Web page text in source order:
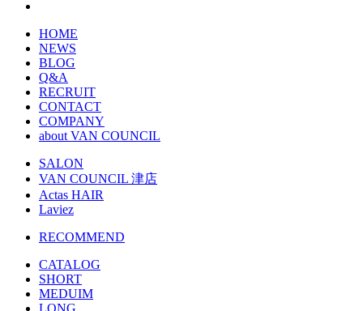
HOME
NEWS
BLOG
Q&A
RECRUIT
CONTACT
COMPANY
about VAN COUNCIL
SALON
VAN COUNCIL 津店
Actas HAIR
Laviez
RECOMMEND
CATALOG
SHORT
MEDUIM